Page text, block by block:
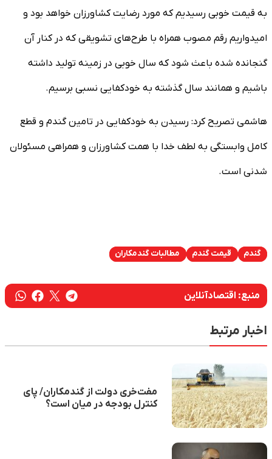
به قیمت خوبی رسیدیم که مورد رضایت کشاورزان خواهد بود و
امیدواریم رقم مصوب همراه با طرح‌های تشویقی که در کنار آن
گنجانده شده باعث شود که سال خوبی در زمینه تولید داشته
باشیم و همانند سال گذشته به خودکفایی نسبی برسیم.
هاشمی تصریح کرد: رسیدن به خودکفایی در تامین گندم و قطع
کامل وابستگی به لطف خدا با همت کشاورزان و همراهی مسئولان
شدنی است.
گندم قیمت گندم مطالبات گندمکاران
منبع: اقتصادآنلاین
اخبار مرتبط
مفت‌خری دولت از گندمکاران/ پای
کنترل بودجه در میان است؟